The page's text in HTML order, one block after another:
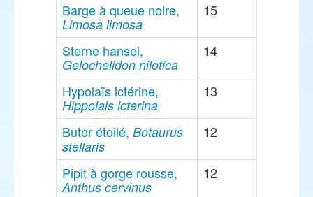
Barge à queue noire,
Limosa limosa
15
Sterne hansel,
Gelochelidon nilotica
14
Hypolaïs ictérine,
Hippolais icterina
13
Butor étoilé, Botaurus
stellaris
12
Pipit à gorge rousse,
Anthus cervinus
12